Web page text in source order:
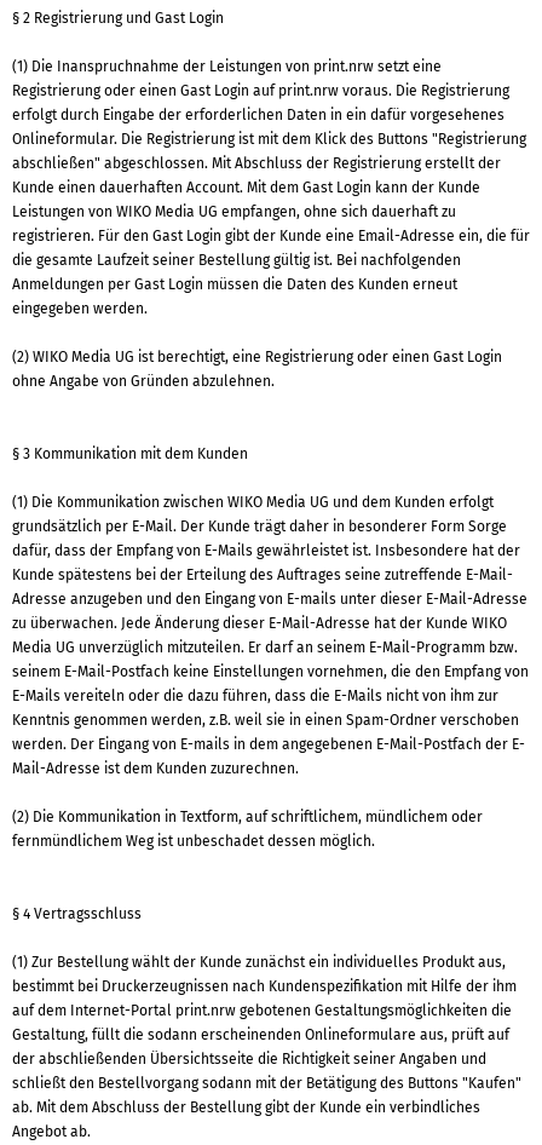
§ 2 Registrierung und Gast Login
(1) Die Inanspruchnahme der Leistungen von print.nrw setzt eine
Registrierung oder einen Gast Login auf print.nrw voraus. Die Registrierung
erfolgt durch Eingabe der erforderlichen Daten in ein dafür vorgesehenes
Onlineformular. Die Registrierung ist mit dem Klick des Buttons "Registrierung
abschließen" abgeschlossen. Mit Abschluss der Registrierung erstellt der
Kunde einen dauerhaften Account. Mit dem Gast Login kann der Kunde
Leistungen von WIKO Media UG empfangen, ohne sich dauerhaft zu
registrieren. Für den Gast Login gibt der Kunde eine Email-Adresse ein, die für
die gesamte Laufzeit seiner Bestellung gültig ist. Bei nachfolgenden
Anmeldungen per Gast Login müssen die Daten des Kunden erneut
eingegeben werden.
(2) WIKO Media UG ist berechtigt, eine Registrierung oder einen Gast Login
ohne Angabe von Gründen abzulehnen.
§ 3 Kommunikation mit dem Kunden
(1) Die Kommunikation zwischen WIKO Media UG und dem Kunden erfolgt
grundsätzlich per E-Mail. Der Kunde trägt daher in besonderer Form Sorge
dafür, dass der Empfang von E-Mails gewährleistet ist. Insbesondere hat der
Kunde spätestens bei der Erteilung des Auftrages seine zutreffende E-Mail-
Adresse anzugeben und den Eingang von E-mails unter dieser E-Mail-Adresse
zu überwachen. Jede Änderung dieser E-Mail-Adresse hat der Kunde WIKO
Media UG unverzüglich mitzuteilen. Er darf an seinem E-Mail-Programm bzw.
seinem E-Mail-Postfach keine Einstellungen vornehmen, die den Empfang von
E-Mails vereiteln oder die dazu führen, dass die E-Mails nicht von ihm zur
Kenntnis genommen werden, z.B. weil sie in einen Spam-Ordner verschoben
werden. Der Eingang von E-mails in dem angegebenen E-Mail-Postfach der E-
Mail-Adresse ist dem Kunden zuzurechnen.
(2) Die Kommunikation in Textform, auf schriftlichem, mündlichem oder
fernmündlichem Weg ist unbeschadet dessen möglich.
§ 4 Vertragsschluss
(1) Zur Bestellung wählt der Kunde zunächst ein individuelles Produkt aus,
bestimmt bei Druckerzeugnissen nach Kundenspezifikation mit Hilfe der ihm
auf dem Internet-Portal print.nrw gebotenen Gestaltungsmöglichkeiten die
Gestaltung, füllt die sodann erscheinenden Onlineformulare aus, prüft auf
der abschließenden Übersichtsseite die Richtigkeit seiner Angaben und
schließt den Bestellvorgang sodann mit der Betätigung des Buttons "Kaufen"
ab. Mit dem Abschluss der Bestellung gibt der Kunde ein verbindliches
Angebot ab.